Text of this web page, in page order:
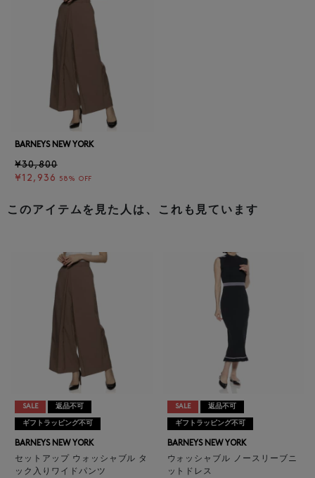
BARNEYS NEW YORK
¥30,800
¥12,936
58% OFF
このアイテムを見た人は、これも見ています
SALE 返品不可
ギフトラッピング不可
BARNEYS NEW YORK
セットアップ ウォッシャブル タ
ック入りワイドパンツ
SALE 返品不可
ギフトラッピング不可
BARNEYS NEW YORK
ウォッシャブル ノースリーブニ
ットドレス